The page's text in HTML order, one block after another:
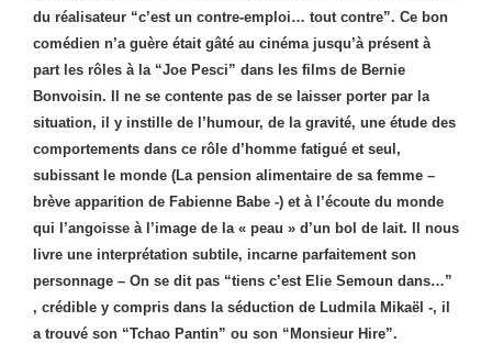
du réalisateur “c’est un contre-emploi… tout contre”. Ce bon
comédien n’a guère était gâté au cinéma jusqu’à présent à
part les rôles à la “Joe Pesci” dans les films de Bernie
Bonvoisin. Il ne se contente pas de se laisser porter par la
situation, il y instille de l’humour, de la gravité, une étude des
comportements dans ce rôle d’homme fatigué et seul,
subissant le monde (La pension alimentaire de sa femme –
brève apparition de Fabienne Babe -) et à l’écoute du monde
qui l’angoisse à l’image de la « peau » d’un bol de lait. Il nous
livre une interprétation subtile, incarne parfaitement son
personnage – On se dit pas “tiens c’est Elie Semoun dans…”
, crédible y compris dans la séduction de Ludmila Mikaël -, il
a trouvé son “Tchao Pantin” ou son “Monsieur Hire”.